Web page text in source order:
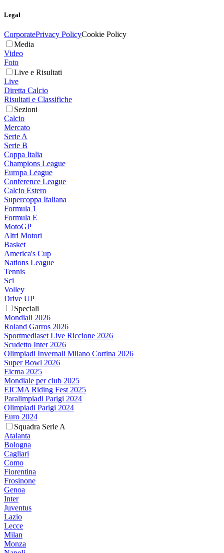
Legal
CorporatePrivacy PolicyCookie Policy
Media
Video
Foto
Live e Risultati
Live
Diretta Calcio
Risultati e Classifiche
Sezioni
Calcio
Mercato
Serie A
Serie B
Coppa Italia
Champions League
Europa League
Conference League
Calcio Estero
Supercoppa Italiana
Formula 1
Formula E
MotoGP
Altri Motori
Basket
America's Cup
Nations League
Tennis
Sci
Volley
Drive UP
Speciali
Mondiali 2026
Roland Garros 2026
Sportmediaset Live Riccione 2026
Scudetto Inter 2026
Olimpiadi Invernali Milano Cortina 2026
Super Bowl 2026
Eicma 2025
Mondiale per club 2025
EICMA Riding Fest 2025
Paralimpiadi Parigi 2024
Olimpiadi Parigi 2024
Euro 2024
Squadra Serie A
Atalanta
Bologna
Cagliari
Como
Fiorentina
Frosinone
Genoa
Inter
Juventus
Lazio
Lecce
Milan
Monza